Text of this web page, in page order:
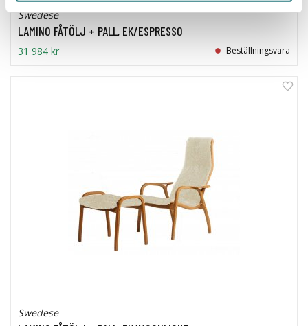
Swedese
LAMINO FÅTÖLJ + PALL, EK/ESPRESSO
31 984 kr Beställningsvara
Swedese